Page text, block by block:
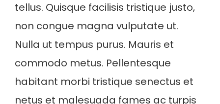
tellus. Quisque facilisis tristique justo,
non congue magna vulputate ut.
Nulla ut tempus purus. Mauris et
commodo metus. Pellentesque
habitant morbi tristique senectus et
netus et malesuada fames ac turpis